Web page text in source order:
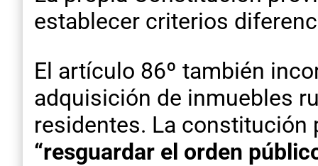
establecer criterios
El artículo 86º también
adquisición de inmuebles
residentes. La constitución
“resguardar el orden